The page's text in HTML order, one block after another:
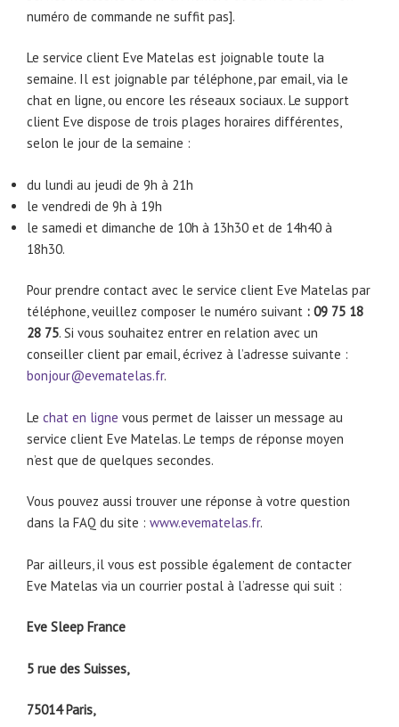
numéro de commande ne suffit pas].
Le service client Eve Matelas est joignable toute la
semaine. Il est joignable par téléphone, par email, via le
chat en ligne, ou encore les réseaux sociaux. Le support
client Eve dispose de trois plages horaires différentes,
selon le jour de la semaine :
du lundi au jeudi de 9h à 21h
le vendredi de 9h à 19h
le samedi et dimanche de 10h à 13h30 et de 14h40 à
18h30.
Pour prendre contact avec le service client Eve Matelas par
téléphone, veuillez composer le numéro suivant : 09 75 18
28 75. Si vous souhaitez entrer en relation avec un
conseiller client par email, écrivez à l’adresse suivante :
bonjour@evematelas.fr.
Le chat en ligne vous permet de laisser un message au
service client Eve Matelas. Le temps de réponse moyen
n’est que de quelques secondes.
Vous pouvez aussi trouver une réponse à votre question
dans la FAQ du site : www.evematelas.fr.
Par ailleurs, il vous est possible également de contacter
Eve Matelas via un courrier postal à l’adresse qui suit :
Eve Sleep France
5 rue des Suisses,
75014 Paris,